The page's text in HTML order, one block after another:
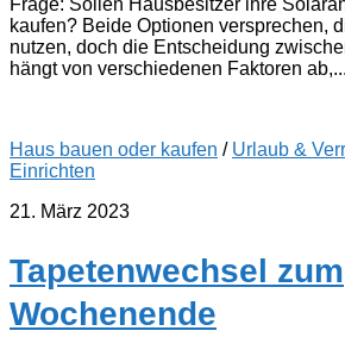
kaufen? Beide Optionen versprechen,
nutzen, doch die Entscheidung
hängt von verschiedenen Faktoren ab,...
Haus bauen oder kaufen / Urlaub &
Einrichten
21. März 2023
Tapetenwechsel zum
Wochenende